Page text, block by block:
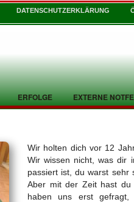
DATENSCHUTZERKLÄRUNG
ERFOLGE EXTERNE
Wir holten dich vor 12
Wir wissen nicht, was dir
passiert ist, du warst sehr
Aber mit der Zeit hast du
haben uns erst